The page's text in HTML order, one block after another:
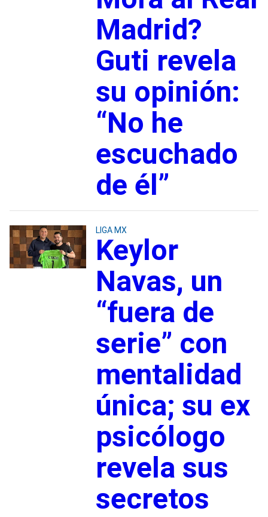
Madrid?
Guti revela
su opinión:
“No he
escuchado
de él”
LIGA MX
Keylor
Navas, un
“fuera de
serie” con
mentalidad
única; su ex
psicólogo
revela sus
secretos